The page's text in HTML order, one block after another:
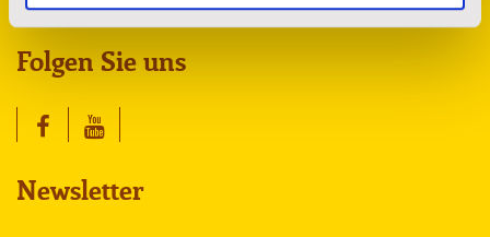
Folgen Sie uns
Newsletter